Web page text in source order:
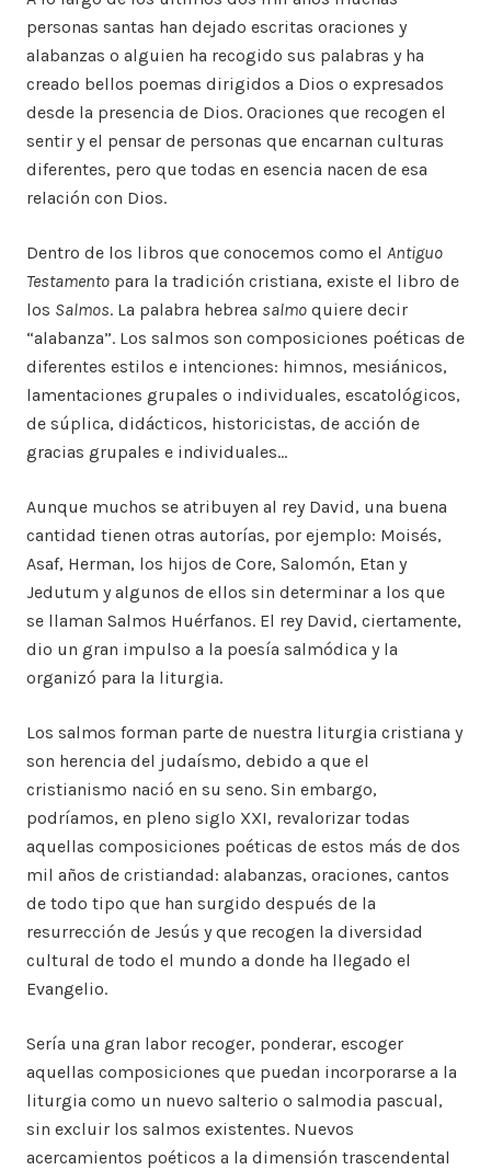
personas santas han dejado escritas oraciones y
alabanzas o alguien ha recogido sus palabras y ha
creado bellos poemas dirigidos a Dios o expresados
desde la presencia de Dios. Oraciones que recogen el
sentir y el pensar de personas que encarnan culturas
diferentes, pero que todas en esencia nacen de esa
relación con Dios.
Dentro de los libros que conocemos como el Antiguo
Testamento para la tradición cristiana, existe el libro de
los Salmos. La palabra hebrea salmo quiere decir
“alabanza”. Los salmos son composiciones poéticas de
diferentes estilos e intenciones: himnos, mesiánicos,
lamentaciones grupales o individuales, escatológicos,
de súplica, didácticos, historicistas, de acción de
gracias grupales e individuales…
Aunque muchos se atribuyen al rey David, una buena
cantidad tienen otras autorías, por ejemplo: Moisés,
Asaf, Herman, los hijos de Core, Salomón, Etan y
Jedutum y algunos de ellos sin determinar a los que
se llaman Salmos Huérfanos. El rey David, ciertamente,
dio un gran impulso a la poesía salmódica y la
organizó para la liturgia.
Los salmos forman parte de nuestra liturgia cristiana y
son herencia del judaísmo, debido a que el
cristianismo nació en su seno. Sin embargo,
podríamos, en pleno siglo XXI, revalorizar todas
aquellas composiciones poéticas de estos más de dos
mil años de cristiandad: alabanzas, oraciones, cantos
de todo tipo que han surgido después de la
resurrección de Jesús y que recogen la diversidad
cultural de todo el mundo a donde ha llegado el
Evangelio.
Sería una gran labor recoger, ponderar, escoger
aquellas composiciones que puedan incorporarse a la
liturgia como un nuevo salterio o salmodia pascual,
sin excluir los salmos existentes. Nuevos
acercamientos poéticos a la dimensión trascendental